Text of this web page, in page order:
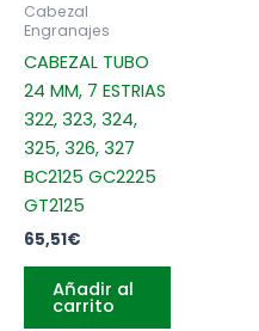
Cabezal
Engranajes
CABEZAL TUBO
24 MM, 7 ESTRIAS
322, 323, 324,
325, 326, 327
BC2125 GC2225
GT2125
65,51€
Añadir al
carrito